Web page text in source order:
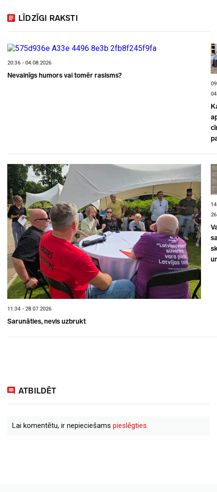
LĪDZĪGI RAKSTI
20:36 - 04.08.2026
Nevainīgs humors vai tomēr rasisms?
11:34 - 28.07.2026
Sarunāties, nevis uzbrukt
ATBILDĒT
Lai komentētu, ir nepieciešams pieslēgties.